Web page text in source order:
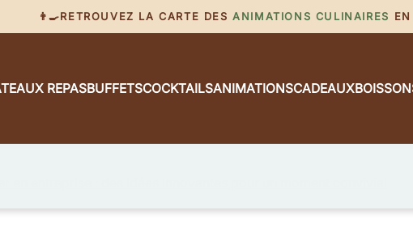
👨‍🍳RETROUVEZ LA CARTE DES ANIMATIONS CULINAIRES
REPASBUFFETSCOCKTAILSANIMATIONSCADEAUX